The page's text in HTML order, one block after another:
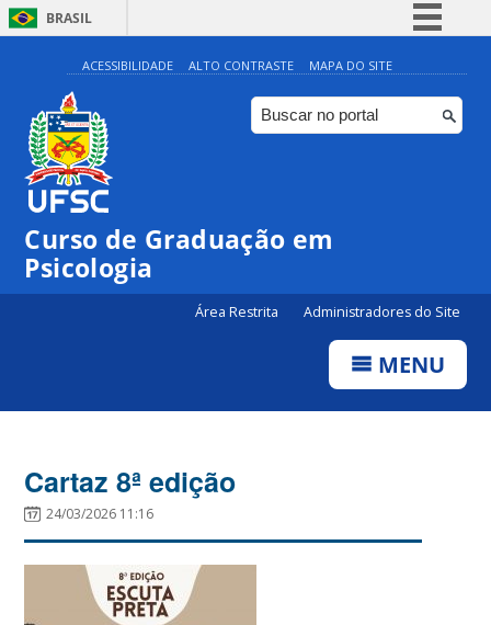
BRASIL
Simplifique!
Comunica BR
Participe
Canais
ACESSIBILIDADE ALTO CONTRASTE MAPA DO SITE
Curso de Graduação em
Psicologia
Área Restrita Administradores do Site
MENU
Cartaz 8ª edição
24/03/2026 11:16